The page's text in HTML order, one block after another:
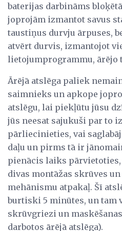
baterijas darbināms
joprojām izmantot savus
taustiņus durvju ārpuses,
atvērt durvis, izmantojot
lietojumprogrammu, ārējo
Ārējā atslēga paliek
saimnieks un apkope
atslēgu, lai piekļūtu jūsu
jūs neesat sajukuši par to
pārliecinieties, vai
daļu un pirms tā ir
pienācis laiks
divas montāžas skrūves
mehānismu atpakaļ. Šī
burtiski 5 minūtes, un tam
skrūvgriezi un
darbotos ārējā atslēga).